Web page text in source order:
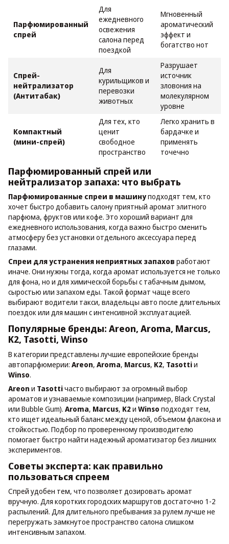
Парфюмированный
спрей
Для
ежедневного
освежения
салона перед
поездкой
Мгновенный
ароматический
эффект и
богатство нот
Спрей-
нейтрализатор
(Антитабак)
Для
курильщиков и
перевозки
животных
Разрушает
источник
зловония на
молекулярном
уровне
Компактный
(мини-спрей)
Для тех, кто
ценит
свободное
пространство
Легко хранить в
бардачке и
применять
точечно
Парфюмированный спрей или
нейтрализатор запаха: что выбрать
Парфюмированные спреи в машинуподходят тем, кто
хочет быстро добавить салону приятный аромат элитного
парфюма, фруктов или кофе. Это хороший вариант для
ежедневного использования, когда важно быстро сменить
атмосферу без установки отдельного аксессуара перед
глазами.
Спреи для устранения неприятных запахов работают
иначе. Они нужны тогда, когда аромат используется не только
для фона, но и для химической борьбы с табачным дымом,
сыростью или запахом еды. Такой формат чаще всего
выбирают водители такси, владельцы авто после длительных
поездок или для машин с интенсивной эксплуатацией.
Популярные бренды: Areon, Aroma, Marcus,
K2, Tasotti, Winso
В категории представлены лучшие европейские бренды
автопарфюмерии: Areon, Aroma, Marcus, K2, Tasottiи
Winso.
Areon и Tasottiчасто выбирают за огромный выбор
ароматов и узнаваемые композиции (например, Black Crystal
или Bubble Gum). Aroma, Marcus, K2и Winso подходят тем,
кто ищет идеальный баланс между ценой, объемом флакона и
стойкостью. Подбор по проверенному производителю
помогает быстро найти надежный ароматизатор без лишних
экспериментов.
Советы эксперта: как правильно
пользоваться спреем
Спрей удобен тем, что позволяет дозировать аромат
вручную. Для коротких городских маршрутов достаточно 1-2
распылений. Для длительного пребывания за рулем лучше не
перегружать замкнутое пространство салона слишком
интенсивным запахом.